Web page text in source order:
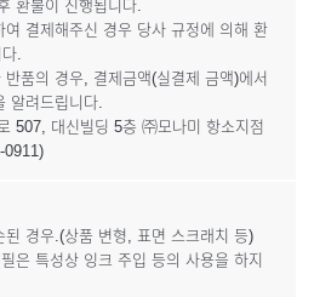
환불이 진행됩니다.
결제해주신 경우 당사 규정에 의해 환
.
품의 경우, 결제금액(실결제 금액)에서
알려드립니다.
507, 대신빌딩 5층 ㈜모나미 항소지점
0911)
경우.(상품 변형, 표면 스크래치 등)
은 특성상 잉크 주입 등의 사용을 하지